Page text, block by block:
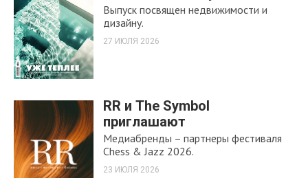
Выпуск посвящен недвижимости и
дизайну.
27 ИЮЛЯ 2026
RR и The Symbol
приглашают
Медиабренды – партнеры фестиваля
Chess & Jazz 2026.
23 ИЮЛЯ 2026